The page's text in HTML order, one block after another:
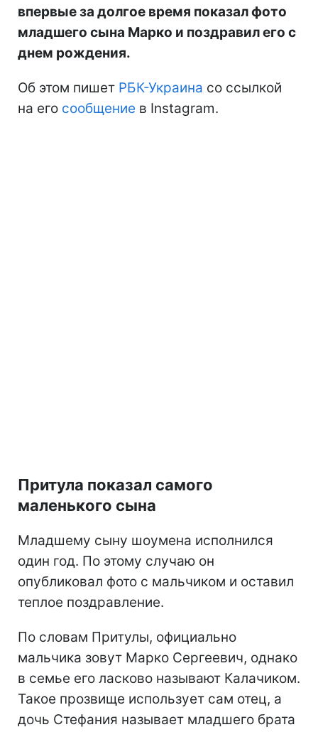
впервые за долгое время показал фото
младшего сына Марко и поздравил его с
днем рождения.
Об этом пишет РБК-Украина со ссылкой
на его сообщение в Instagram.
Притула показал самого
маленького сына
Младшему сыну шоумена исполнился
один год. По этому случаю он
опубликовал фото с мальчиком и оставил
теплое поздравление.
По словам Притулы, официально
мальчика зовут Марко Сергеевич, однако
в семье его ласково называют Калачиком.
Такое прозвище использует сам отец, а
дочь Стефания называет младшего брата